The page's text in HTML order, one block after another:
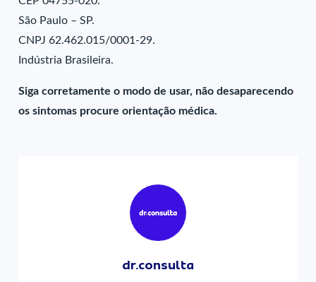
São Paulo – SP.
CNPJ 62.462.015/0001-29.
Indústria Brasileira.
Siga corretamente o modo de usar, não desaparecendo
os sintomas procure orientação médica.
dr.consulta